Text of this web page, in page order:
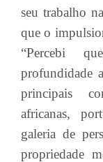
seu trabalho
que o
“Percebi
profundidade
principais
africanas,
galeria de
propriedade